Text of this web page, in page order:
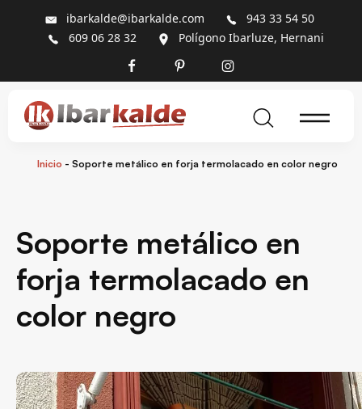
ibarkalde@ibarkalde.com
943 33 54 50
609 06 28 32
Polígono Ibarluze, Hernani
Inicio - Soporte metálico en forja termolacado en color negro
Soporte metálico en
forja termolacado en
color negro